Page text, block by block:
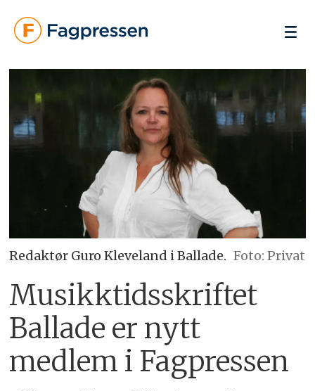
Redaktør Guro Kleveland i Ballade. Foto: Privat
Musikktidsskriftet
Ballade er nytt
medlem i Fagpressen